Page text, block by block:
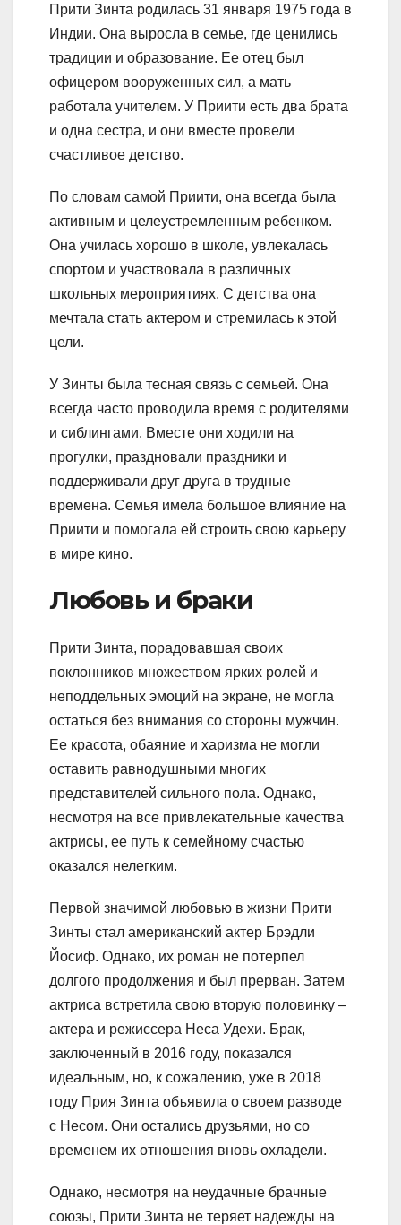
Прити Зинта родилась 31 января 1975 года в
Индии. Она выросла в семье, где ценились
традиции и образование. Ее отец был
офицером вооруженных сил, а мать
работала учителем. У Приити есть два брата
и одна сестра, и они вместе провели
счастливое детство.
По словам самой Приити, она всегда была
активным и целеустремленным ребенком.
Она училась хорошо в школе, увлекалась
спортом и участвовала в различных
школьных мероприятиях. С детства она
мечтала стать актером и стремилась к этой
цели.
У Зинты была тесная связь с семьей. Она
всегда часто проводила время с родителями
и сиблингами. Вместе они ходили на
прогулки, праздновали праздники и
поддерживали друг друга в трудные
времена. Семья имела большое влияние на
Приити и помогала ей строить свою карьеру
в мире кино.
Любовь и браки
Прити Зинта, порадовавшая своих
поклонников множеством ярких ролей и
неподдельных эмоций на экране, не могла
остаться без внимания со стороны мужчин.
Ее красота, обаяние и харизма не могли
оставить равнодушными многих
представителей сильного пола. Однако,
несмотря на все привлекательные качества
актрисы, ее путь к семейному счастью
оказался нелегким.
Первой значимой любовью в жизни Прити
Зинты стал американский актер Брэдли
Йосиф. Однако, их роман не потерпел
долгого продолжения и был прерван. Затем
актриса встретила свою вторую половинку –
актера и режиссера Неса Удехи. Брак,
заключенный в 2016 году, показался
идеальным, но, к сожалению, уже в 2018
году Прия Зинта объявила о своем разводе
с Несом. Они остались друзьями, но со
временем их отношения вновь охладели.
Однако, несмотря на неудачные брачные
союзы, Прити Зинта не теряет надежды на